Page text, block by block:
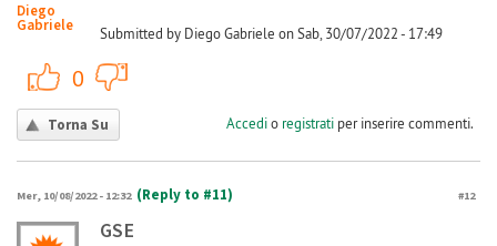
Diego
Gabriele Submitted by Diego Gabriele on Sab, 30/07/2022 - 17:49
0
Torna Su Accedio registratiper inserire commenti.
Mer, 10/08/2022 - 12:32 (Reply to #11) #12
GSE